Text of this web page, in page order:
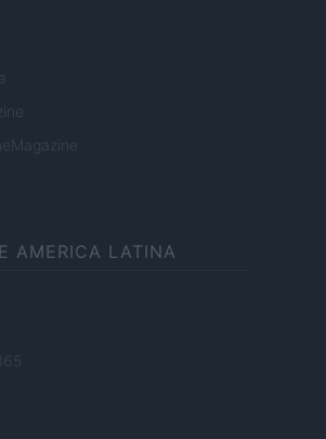
AMERICA LATINA